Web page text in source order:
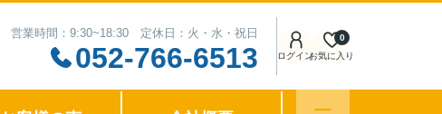
営業時間：9:30~18:30 定休日：火・水・祝日
052-766-6513 ログインお気に入り
0